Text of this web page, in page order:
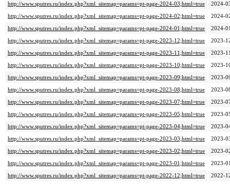
http://www.sputres.ru/index.php?xml_sitemap=params=pt-page-2024-03;html=true
2024-
http://www.sputres.ru/index.php?xml_sitemap=params=pt-page-2024-02;html=true
2024-
http://www.sputres.ru/index.php?xml_sitemap=params=pt-page-2024-01;html=true
2024-
http://www.sputres.ru/index.php?xml_sitemap=params=pt-page-2023-12;html=true
2023-
http://www.sputres.ru/index.php?xml_sitemap=params=pt-page-2023-11;html=true
2023-
http://www.sputres.ru/index.php?xml_sitemap=params=pt-page-2023-10;html=true
2023-
http://www.sputres.ru/index.php?xml_sitemap=params=pt-page-2023-09;html=true
2023-
http://www.sputres.ru/index.php?xml_sitemap=params=pt-page-2023-08;html=true
2023-
http://www.sputres.ru/index.php?xml_sitemap=params=pt-page-2023-07;html=true
2023-
http://www.sputres.ru/index.php?xml_sitemap=params=pt-page-2023-05;html=true
2023-
http://www.sputres.ru/index.php?xml_sitemap=params=pt-page-2023-04;html=true
2023-
http://www.sputres.ru/index.php?xml_sitemap=params=pt-page-2023-03;html=true
2023-
http://www.sputres.ru/index.php?xml_sitemap=params=pt-page-2023-02;html=true
2023-
http://www.sputres.ru/index.php?xml_sitemap=params=pt-page-2023-01;html=true
2023-
http://www.sputres.ru/index.php?xml_sitemap=params=pt-page-2022-12;html=true
2022-